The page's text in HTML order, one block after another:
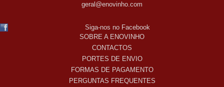
geral@enovinho.com
Siga-nos no Facebook
SOBRE A ENOVINHO
CONTACTOS
PORTES DE ENVIO
FORMAS DE PAGAMENTO
PERGUNTAS FREQUENTES